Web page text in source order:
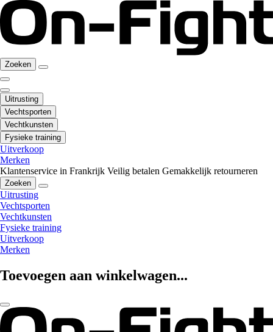
Zoeken
Uitrusting
Vechtsporten
Vechtkunsten
Fysieke training
Uitverkoop
Merken
Klantenservice in Frankrijk Veilig betalen Gemakkelijk retourneren
Zoeken
Uitrusting
Vechtsporten
Vechtkunsten
Fysieke training
Uitverkoop
Merken
Toevoegen aan winkelwagen...